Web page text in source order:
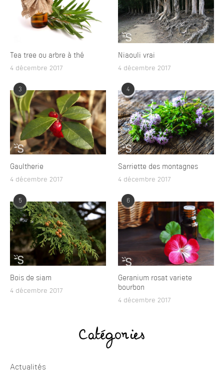
Tea tree ou arbre à thé
4 décembre 2017
Niaouli vrai
4 décembre 2017
3
Gaultherie
4 décembre 2017
4
Sarriette des montagnes
4 décembre 2017
5
Bois de siam
4 décembre 2017
6
Geranium rosat variete
bourbon
4 décembre 2017
Catégories
Actualités